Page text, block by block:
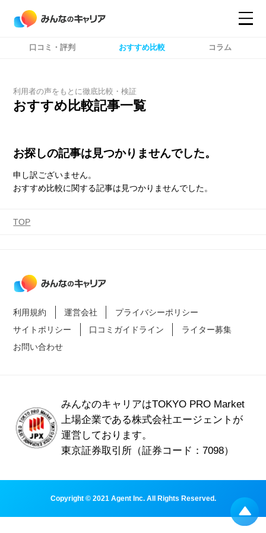
コンテンツ
コンテンツ
口コミ・評判 おすすめ比較 コラム
利用者の声をもとに徹底比較・検証
おすすめ比較記事一覧
お探しの記事は見つかりませんでした。
申し訳ございません。
おすすめ比較に関する記事は見つかりませんでした。
TOP
利用規約 運営会社
プライバシーポリシー
サイトポリシー
口コミガイドライン
ライター募集
お問い合わせ
みんなのキャリアはTOKYO PRO Market
上場企業である株式会社エージェントが
運営しております。
東京証券取引所（証券コード：7098）
Copyright © 2021 Agent Inc. All Rights Reserved.